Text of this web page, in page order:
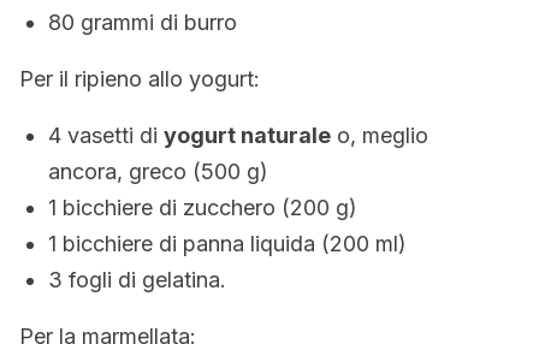
80 grammi di burro
Per il ripieno allo yogurt:
4 vasetti di yogurt naturale o, meglio
ancora, greco (500 g)
1 bicchiere di zucchero (200 g)
1 bicchiere di panna liquida (200 ml)
3 fogli di gelatina.
Per la marmellata: